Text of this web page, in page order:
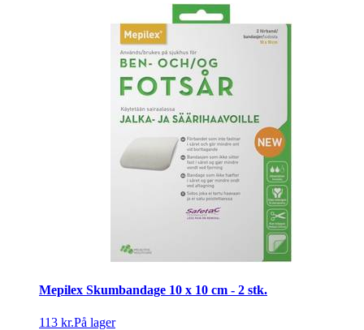
Mepilex Skumbandage 10 x 10 cm - 2 stk.
113 kr.På lager